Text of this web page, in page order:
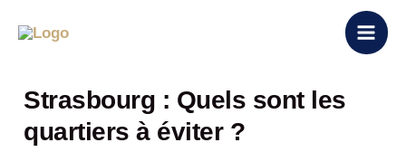
Strasbourg : Quels sont les
quartiers à éviter ?